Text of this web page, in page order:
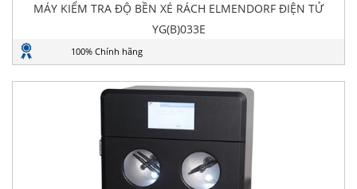
MÁY KIỂM TRA ĐỘ BỀN XÉ RÁCH ELMENDORF ĐIỆN TỬ
YG(B)033E
100% Chính hãng